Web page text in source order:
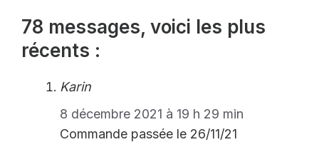
78 messages, voici les plus
récents :
Karin
8 décembre 2021 à 19 h 29 min
Commande passée le 26/11/21